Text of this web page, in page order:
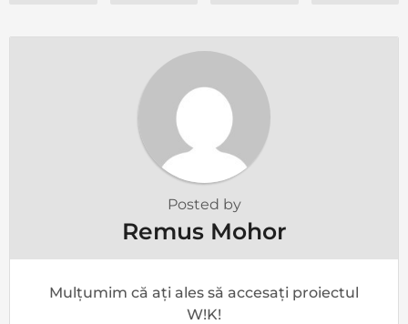
Posted by
Remus Mohor
Mulțumim că ați ales să accesați proiectul
W!K!